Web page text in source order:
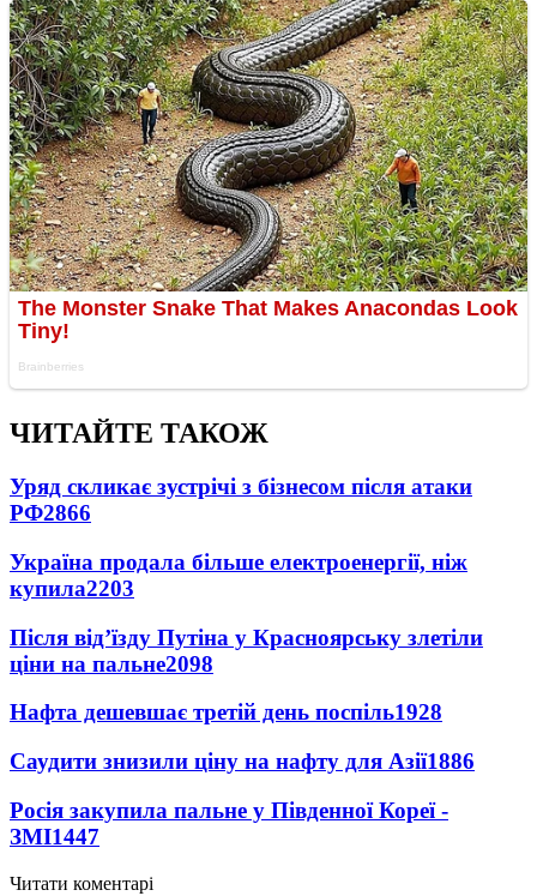
ЧИТАЙТЕ ТАКОЖ
Уряд скликає зустрічі з бізнесом після атаки
РФ2866
Україна продала більше електроенергії, ніж
купила2203
Після від’їзду Путіна у Красноярську злетіли
ціни на пальне2098
Нафта дешевшає третій день поспіль1928
Саудити знизили ціну на нафту для Азії1886
Росія закупила пальне у Південної Кореї -
ЗМІ1447
Читати коментарі